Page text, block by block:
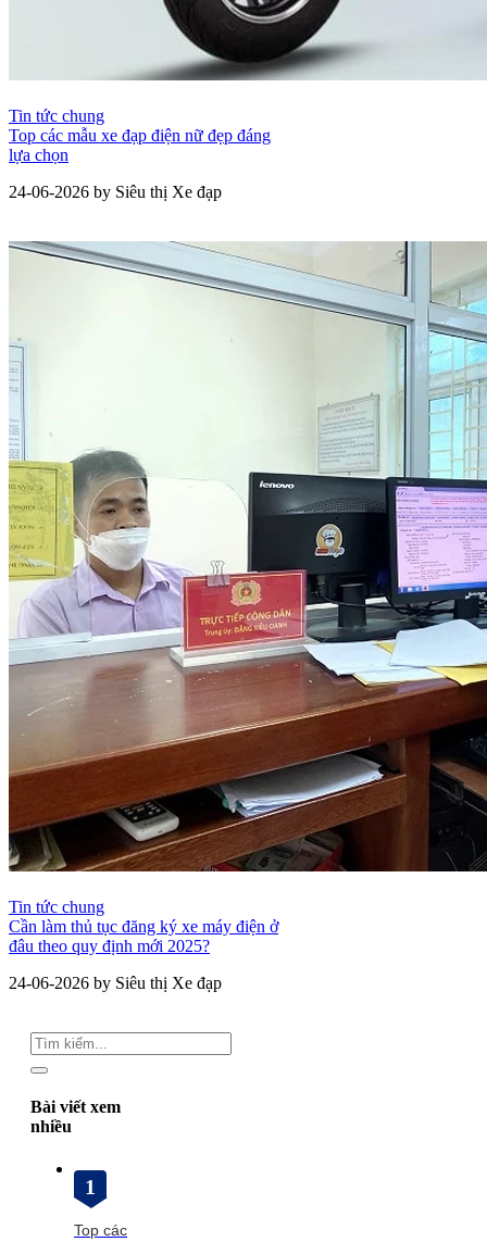
Tin tức chung
Top các mẫu xe đạp điện nữ đẹp đáng
lựa chọn
24-06-2026 by Siêu thị Xe đạp
Tin tức chung
Cần làm thủ tục đăng ký xe máy điện ở
đâu theo quy định mới 2025?
24-06-2026 by Siêu thị Xe đạp
Bài viết xem
nhiều
1
Top các